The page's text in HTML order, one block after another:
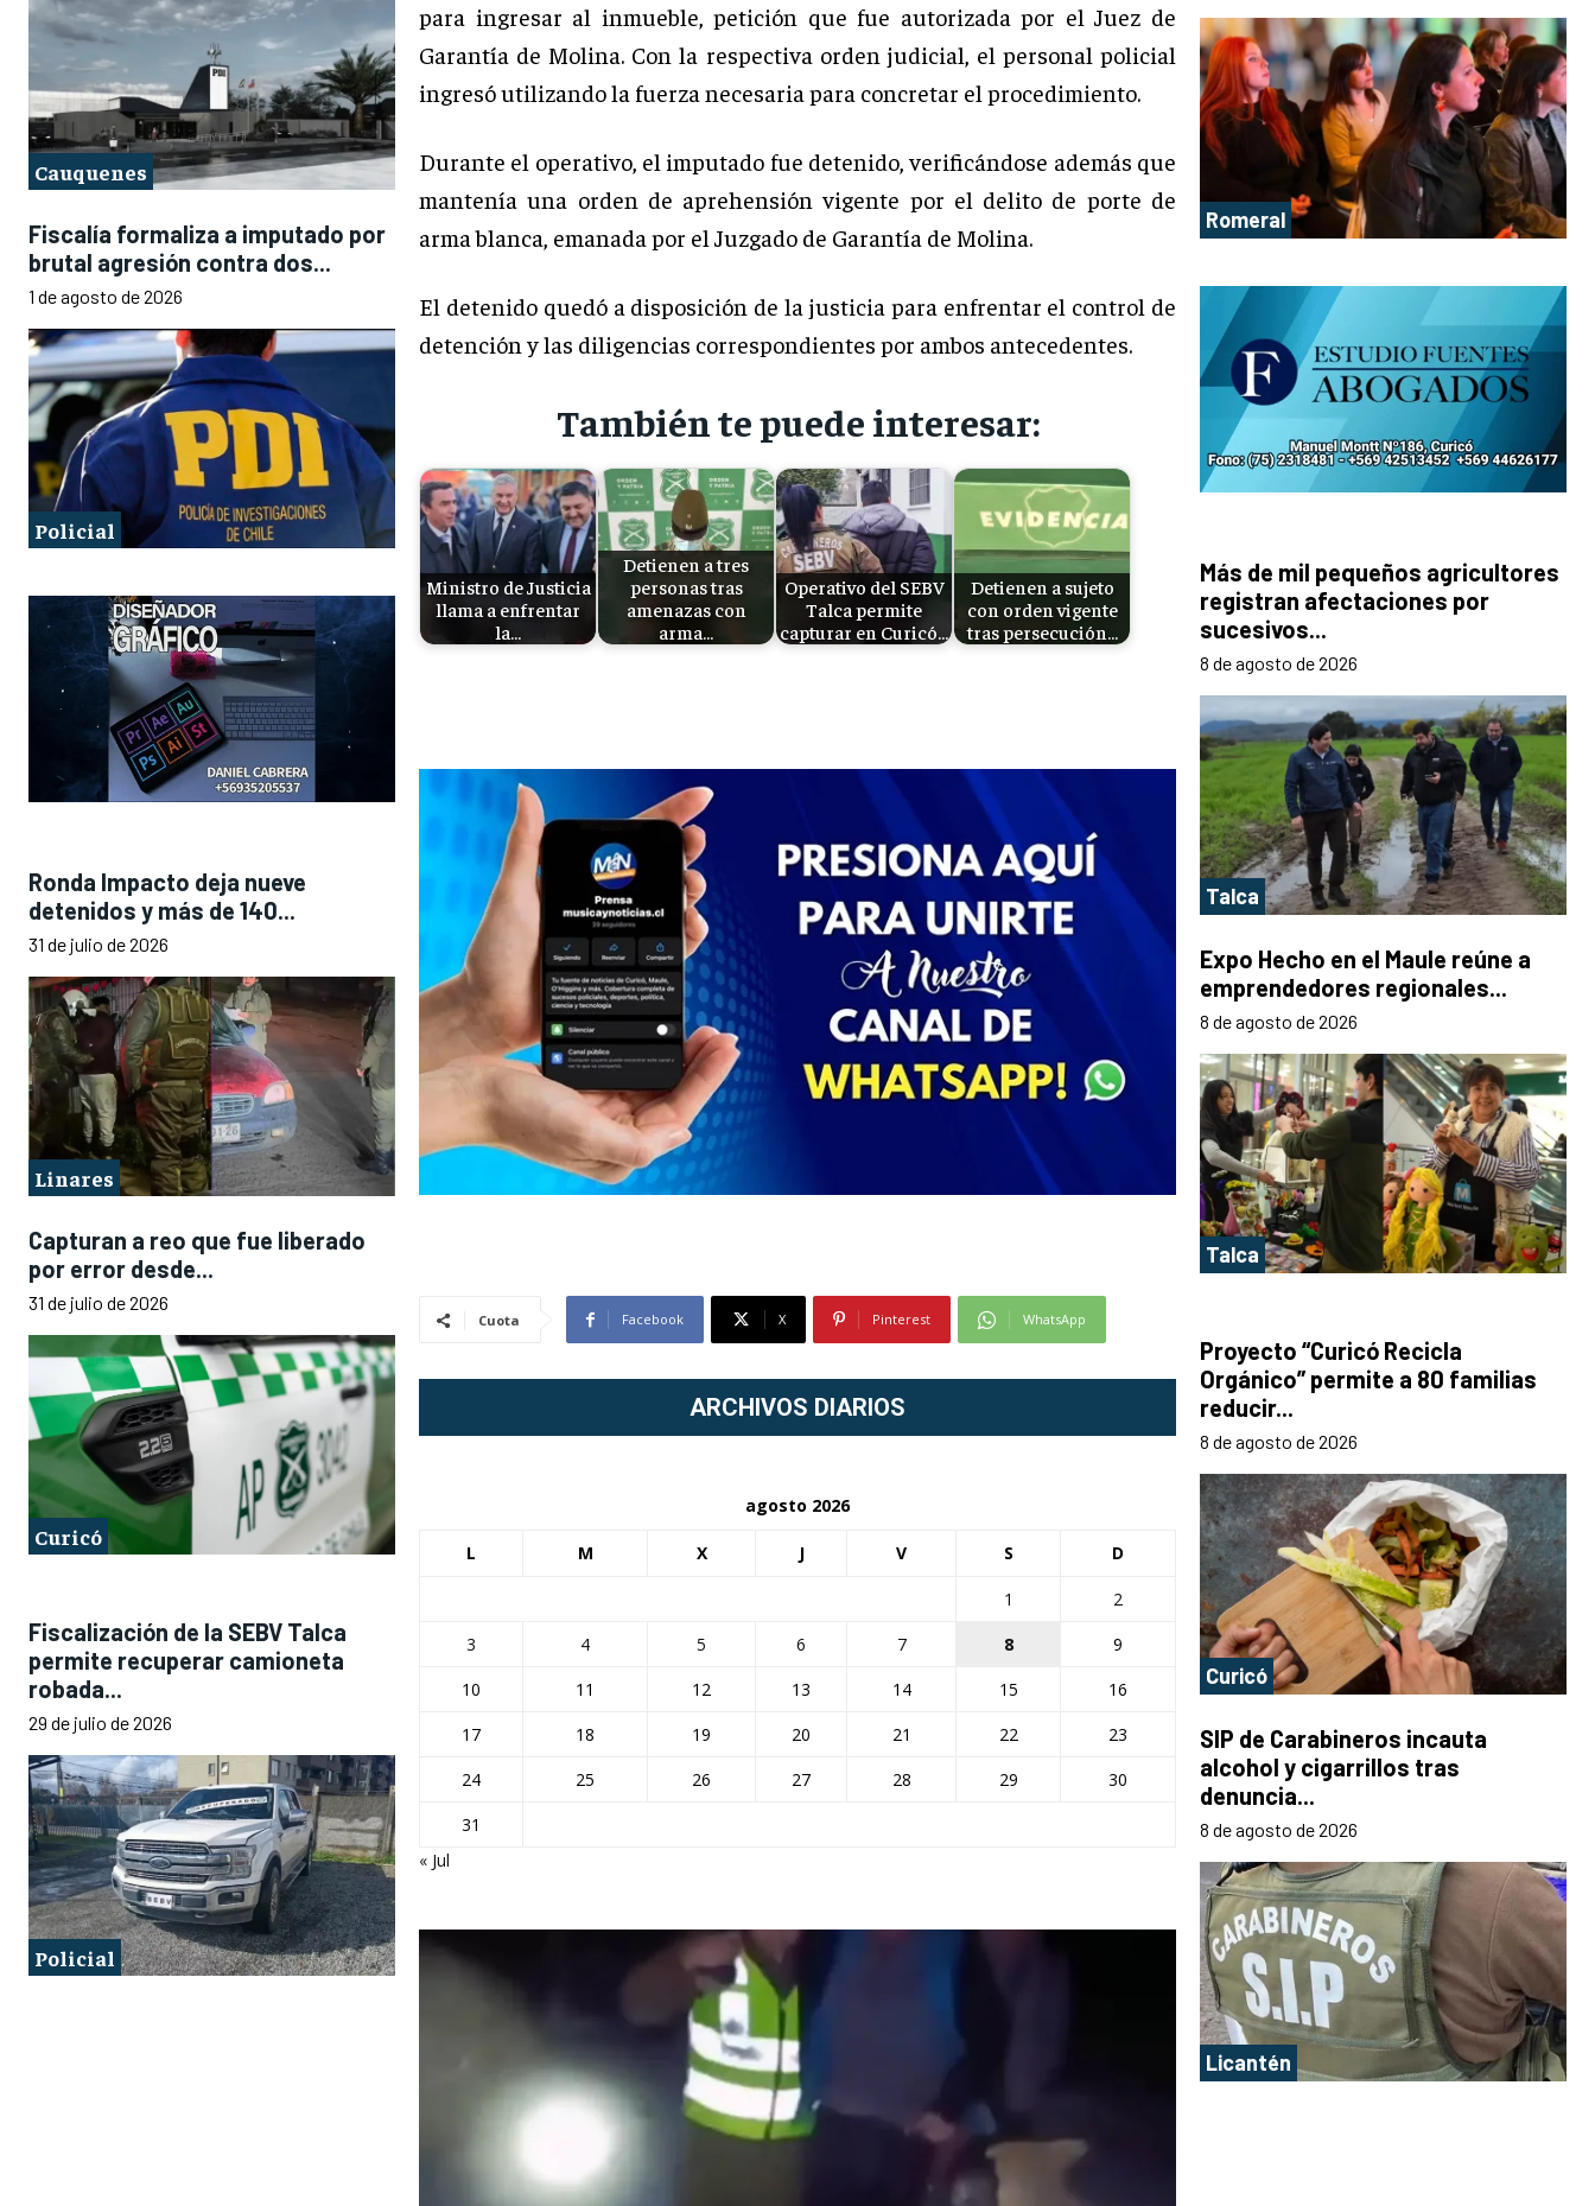
Cauquenes
Fiscalía formaliza a imputado por
brutal agresión contra dos...
1 de agosto de 2026
Policial
Ronda Impacto deja nueve
detenidos y más de 140...
31 de julio de 2026
Linares
Capturan a reo que fue liberado
por error desde...
31 de julio de 2026
Curicó
Fiscalización de la SEBV Talca
permite recuperar camioneta
robada...
29 de julio de 2026
Policial
para ingresar al inmueble, petición que fue autorizada por el Juez de
Garantía de Molina. Con la respectiva orden judicial, el personal policial
ingresó utilizando la fuerza necesaria para concretar el procedimiento.
Durante el operativo, el imputado fue detenido, verificándose además que
mantenía una orden de aprehensión vigente por el delito de porte de
arma blanca, emanada por el Juzgado de Garantía de Molina.
El detenido quedó a disposición de la justicia para enfrentar el control de
detención y las diligencias correspondientes por ambos antecedentes.
También te puede interesar:
Ministro de Justicia
llama a enfrentar
la…
Detienen a tres
personas tras
amenazas con
arma…
Operativo del SEBV
Talca permite
capturar en Curicó…
Detienen a sujeto
con orden vigente
tras persecución…
Cuota Facebook X Pinterest WhatsApp
ARCHIVOS DIARIOS
agosto 2026
L M X J V S D
1
2
3
4 5 6 7 8
9
10
11 12 13 14 15
16
17
18 19 20 21 22
23
24
25 26 27 28 29
30
31
« Jul
Romeral
Más de mil pequeños agricultores
registran afectaciones por
sucesivos...
8 de agosto de 2026
Talca
Expo Hecho en el Maule reúne a
emprendedores regionales...
8 de agosto de 2026
Talca
Proyecto “Curicó Recicla
Orgánico” permite a 80 familias
reducir...
8 de agosto de 2026
Curicó
SIP de Carabineros incauta
alcohol y cigarrillos tras
denuncia...
8 de agosto de 2026
Licantén